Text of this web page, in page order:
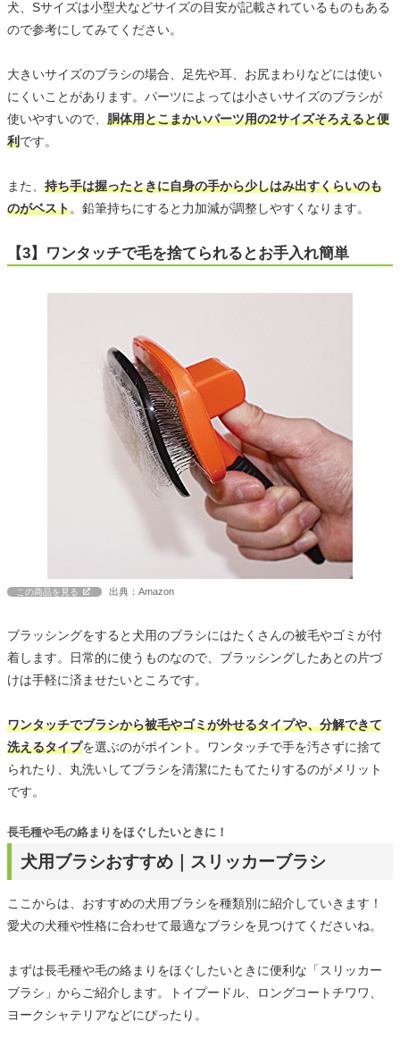
犬、Sサイズは小型犬などサイズの目安が記載されているものもある
ので参考にしてみてください。
大きいサイズのブラシの場合、足先や耳、お尻まわりなどには使い
にくいことがあります。パーツによっては小さいサイズのブラシが
使いやすいので、 胴体用とこまかいパーツ用の2サイズそろえると便
利です。
また、 持ち手は握ったときに自身の手から少しはみ出すくらいのも
のがベスト。鉛筆持ちにすると力加減が調整しやすくなります。
【3】ワンタッチで毛を捨てられるとお手入れ簡単
この商品を見る 出典：Amazon
ブラッシングをすると犬用のブラシにはたくさんの被毛やゴミが付
着します。日常的に使うものなので、ブラッシングしたあとの片づ
けは手軽に済ませたいところです。
ワンタッチでブラシから被毛やゴミが外せるタイプや、分解できて
洗えるタイプを選ぶのがポイント。ワンタッチで手を汚さずに捨て
られたり、丸洗いしてブラシを清潔にたもてたりするのがメリット
です。
犬用ブラシおすすめ｜スリッカーブラシ
長毛種や毛の絡まりをほぐしたいときに！
ここからは、おすすめの犬用ブラシを種類別に紹介していきます！
愛犬の犬種や性格に合わせて最適なブラシを見つけてくださいね。
まずは長毛種や毛の絡まりをほぐしたいときに便利な「スリッカー
ブラシ」からご紹介します。トイプードル、ロングコートチワワ、
ヨークシャテリアなどにぴったり。